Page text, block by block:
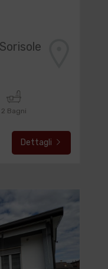
Sorisole
2 Bagni
Dettagli